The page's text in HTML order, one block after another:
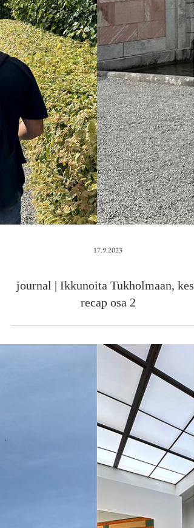
journal | Ikkunoita Tukholmaan, kesä
recap osa 2